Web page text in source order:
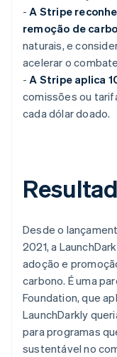
- A Stripe
remoção de
naturais, e
acelerar o
- A Stripe aplica
comissões ou
cada dólar doado.
Desde o
2021, a
adoção e
carbono. É uma
Foundation, que
LaunchDarkly
para programas
sustentável no